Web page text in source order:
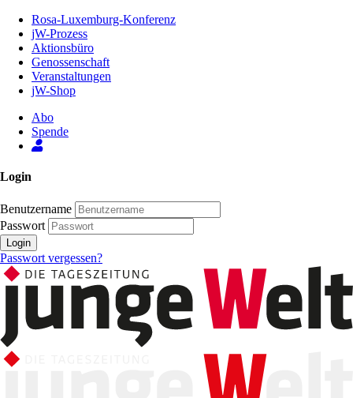
Inhalt
Seite
Rosa-Luxemburg-Konferenz
jW-Prozess
Aktionsbüro
Genossenschaft
Veranstaltungen
jW-Shop
Abo
Spende
Login
Benutzername
Passwort
Login
Passwort vergessen?